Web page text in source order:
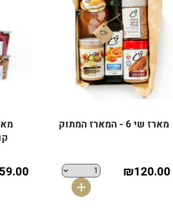
מארז שי 6 - המארז המתוק
₪120.00